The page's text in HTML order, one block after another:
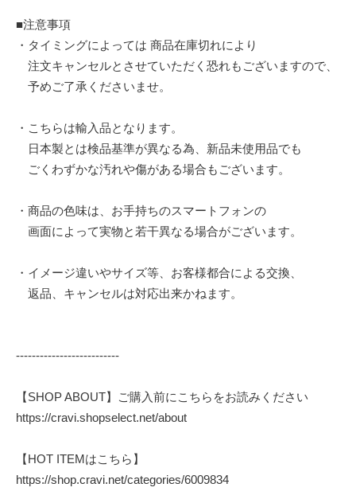
■注意事項
・タイミングによっては 商品在庫切れにより
注文キャンセルとさせていただく恐れもございますので、
予めご了承くださいませ。
・こちらは輸入品となります。
日本製とは検品基準が異なる為、新品未使用品でも
ごくわずかな汚れや傷がある場合もございます。
・商品の色味は、お手持ちのスマートフォンの
画面によって実物と若干異なる場合がございます。
・イメージ違いやサイズ等、お客様都合による交換、
返品、キャンセルは対応出来かねます。
--------------------------
【SHOP ABOUT】ご購入前にこちらをお読みください
https://cravi.shopselect.net/about
【HOT ITEMはこちら】
https://shop.cravi.net/categories/6009834